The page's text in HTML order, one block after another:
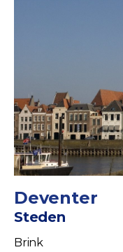
Deventer
Steden
Brink